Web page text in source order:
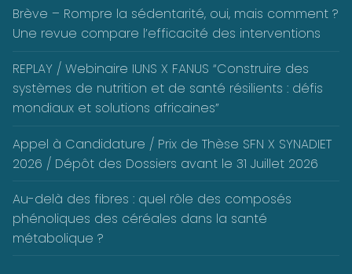
Brève – Rompre la sédentarité, oui, mais comment ?
Une revue compare l’efficacité des interventions
REPLAY / Webinaire IUNS X FANUS “Construire des
systèmes de nutrition et de santé résilients : défis
mondiaux et solutions africaines”
Appel à Candidature / Prix de Thèse SFN X SYNADIET
2026 / Dépôt des Dossiers avant le 31 Juillet 2026
Au-delà des fibres : quel rôle des composés
phénoliques des céréales dans la santé
métabolique ?